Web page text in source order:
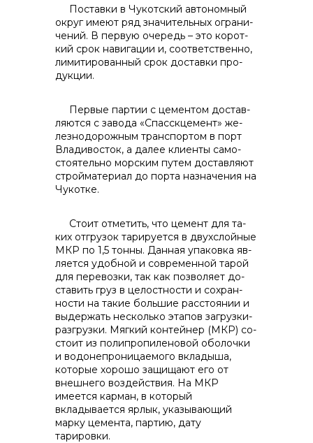
контакты отдела закупок
Контакты
info@vostokcement.ru
Поставки в Чукотский автономный
округ имеют ряд значительных ограни­
чений. В первую очередь – это корот­
кий срок навигации и, соответственно,
лимитированный срок доставки про­
дукции.
Первые партии с цементом достав­
ляются с завода «Спасскцемент» же­
лезнодорожным транспортом в порт
Владивосток, а далее клиенты само­
стоятельно морским путем доставля­ют
стройматериал до порта назначе­ния на
Чукотке.
Стоит отметить, что цемент для та­
ких отгрузок тарируется в двухслойные
МКР по 1,5 тонны. Данная упаковка яв­
ляется удобной и современной тарой
для перевозки, так как позволяет до­
ставить груз в целостности и сохран­
ности на такие большие расстоянии и
выдержать несколько этапов загрузки-
разгрузки. Мягкий контейнер (МКР) со­
стоит из полипропиленовой оболочки
и водонепроницаемого вкладыша,
кото­рые хорошо защищают его от
внешне­го воздействия. На МКР
имеется кар­ман, в который
вкладывается ярлык, указывающий
марку цемента, партию, дату
тарировки.